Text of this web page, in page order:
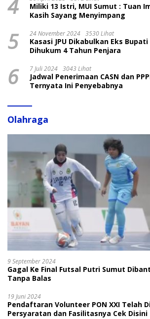
4
Miliki 13 Istri, MUI Sumut : Tuan
Kasih Sayang Menyimpang
5 24 November 2024 3530 Lihat
Kasasi JPU Dikabulkan Eks
Dihukum 4 Tahun Penjara
6 7 Juli 2024 3043 Lihat
Jadwal Penerimaan CASN dan
Ternyata Ini Penyebabnya
Olahraga
9 September 2024
Gagal Ke Final Futsal Putri Sumut
Tanpa Balas
19 Juni 2024
Pendaftaran Volunteer PON XXI Telah
Persyaratan dan Fasilitasnya Cek Disini